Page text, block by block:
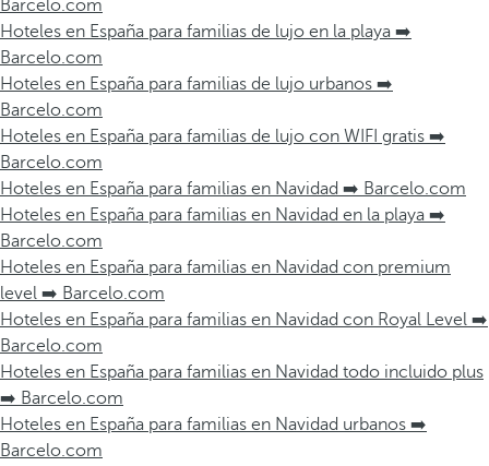
Barcelo.com
Hoteles en España para familias de lujo en la playa ➡️
Barcelo.com
Hoteles en España para familias de lujo urbanos ➡️
Barcelo.com
Hoteles en España para familias de lujo con WIFI gratis ➡️
Barcelo.com
Hoteles en España para familias en Navidad ➡️ Barcelo.com
Hoteles en España para familias en Navidad en la playa ➡️
Barcelo.com
Hoteles en España para familias en Navidad con premium
level ➡️ Barcelo.com
Hoteles en España para familias en Navidad con Royal Level ➡️
Barcelo.com
Hoteles en España para familias en Navidad todo incluido plus
➡️ Barcelo.com
Hoteles en España para familias en Navidad urbanos ➡️
Barcelo.com